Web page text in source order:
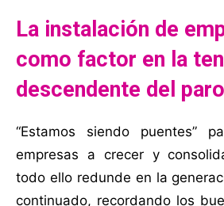
La instalación de
como factor en la
descendente del paro
“Estamos siendo puentes”
empresas a crecer y
todo ello redunde en la
continuado, recordando los